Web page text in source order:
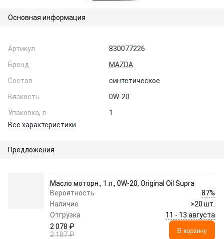
Основная информация
Артикул
830077226
Бренд
MAZDA
Состав
синтетическое
Вязкость
0W-20
Упаковка, л
1
Все характеристики
Предложения
Масло моторн., 1 л., 0W-20, Original Oil Supra
Вероятность
87%
Наличие
>20 шт.
Отгрузка
11 - 13 августа
2 078 ₽
2 187 ₽
В корзину